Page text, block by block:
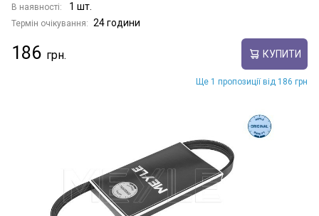
В наявності: 1 шт.
Термін очікування: 24 години
186 КУПИТИ
Ще 1 пропозиції від 186 грн